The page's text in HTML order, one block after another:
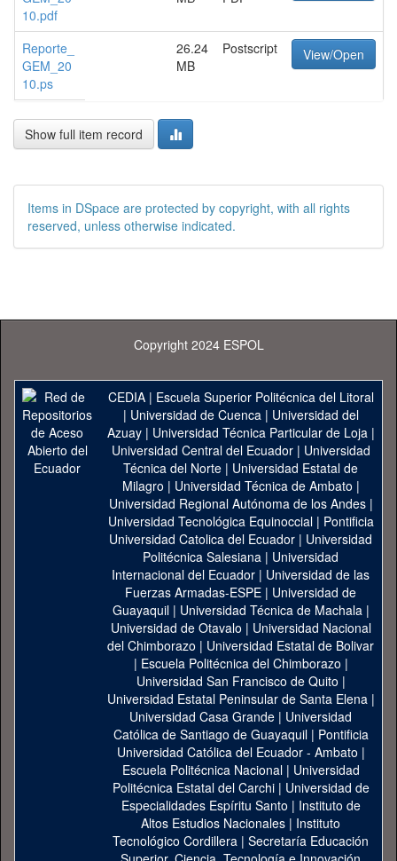
10.pdf
Reporte_
GEM_20
10.ps
26.24
MB
Postscript View/Open
Show full item record
Items in DSpace are protected by copyright, with all rights
reserved, unless otherwise indicated.
Copyright 2024 ESPOL
CEDIA| Escuela Superior Politécnica del Litoral
| Universidad de Cuenca| Universidad del
Azuay| Universidad Técnica Particular de Loja|
Universidad Central del Ecuador| Universidad
Técnica del Norte | Universidad Estatal de
Milagro | Universidad Técnica de Ambato |
Universidad Regional Autónoma de los Andes|
Universidad Tecnológica Equinoccial| Pontificia
Universidad Catolica del Ecuador | Universidad
Politécnica Salesiana | Universidad
Internacional del Ecuador | Universidad de las
Fuerzas Armadas-ESPE | Universidad de
Guayaquil| Universidad Técnica de Machala|
Universidad de Otavalo | Universidad Nacional
del Chimborazo | Universidad Estatal de Bolivar
| Escuela Politécnica del Chimborazo |
Universidad San Francisco de Quito |
Universidad Estatal Peninsular de Santa Elena|
Universidad Casa Grande | Universidad
Católica de Santiago de Guayaquil| Pontificia
Universidad Católica del Ecuador - Ambato |
Escuela Politécnica Nacional| Universidad
Politécnica Estatal del Carchi| Universidad de
Especialidades Espíritu Santo | Instituto de
Altos Estudios Nacionales | Instituto
Tecnológico Cordillera | Secretaría Educación